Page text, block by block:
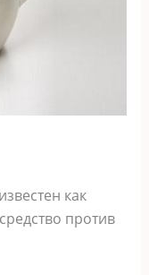
как
против